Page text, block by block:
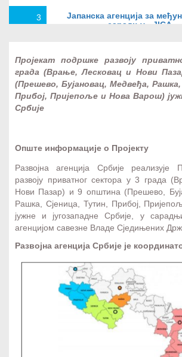
3
Јапанска агенција за
сарадњу - JICA
4
Швајцарски програм
промоцију извоза -
6
Пројекат подршке развоју
сектора у јужној и
7
Транснационални програм
Мађарска агенција за
извоза - HEPA
Пројекат подршке развоју
града (Врање, Лесковац и Нови
(Прешево, Бујановац, Медвеђа,
Прибој, Пријепоље и Нова Варош)
Србије
Опште информације о Пројекту
Развојна агенција Србије реализује
развоју приватног сектора у 3 града
Нови Пазар) и 9 општина (Прешево,
Рашка, Сјеница, Тутин, Прибој,
јужне и југозападне Србије, у
агенцијом савезне Владе Сједињених
Развојна агенција Србије је